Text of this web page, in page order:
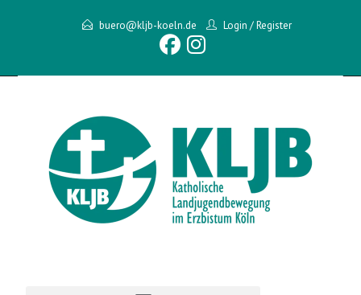
buero@kljb-koeln.de Login /Register